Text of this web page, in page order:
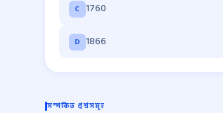
C 1760
D 1866
সম্পর্কিত প্রশ্নসমূহ